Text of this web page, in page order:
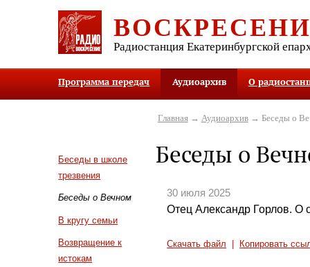
Радиостанция Екатеринбургской
Программа передач Аудиоархив О
Беседы в школе
трезвения
Беседы о Вечном
В кругу семьи
Возвращение к
истокам
Главная→ Аудиоархив→ Беседы о
Беседы о
30 июля 2025
Отец Александр Горлов. О
Скачать файл Копировать